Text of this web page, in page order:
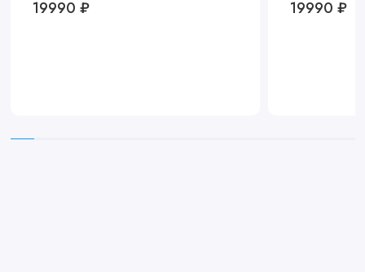
19990 ₽ 19990 ₽